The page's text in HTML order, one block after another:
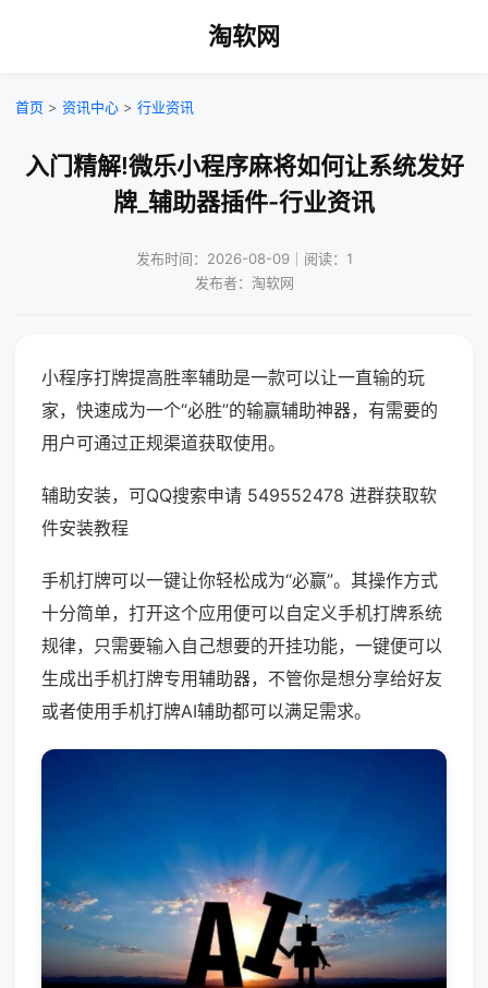
淘软网
首页 > 资讯中心 > 行业资讯
入门精解!微乐小程序麻将如何让系统发好
牌_辅助器插件-行业资讯
发布时间：2026-08-09｜阅读：1
发布者：淘软网
小程序打牌提高胜率辅助是一款可以让一直输的玩
家，快速成为一个“必胜”的输赢辅助神器，有需要的
用户可通过正规渠道获取使用。
辅助安装，可QQ搜索申请 549552478 进群获取软
件安装教程
手机打牌可以一键让你轻松成为“必赢”。其操作方式
十分简单，打开这个应用便可以自定义手机打牌系统
规律，只需要输入自己想要的开挂功能，一键便可以
生成出手机打牌专用辅助器，不管你是想分享给好友
或者使用手机打牌AI辅助都可以满足需求。